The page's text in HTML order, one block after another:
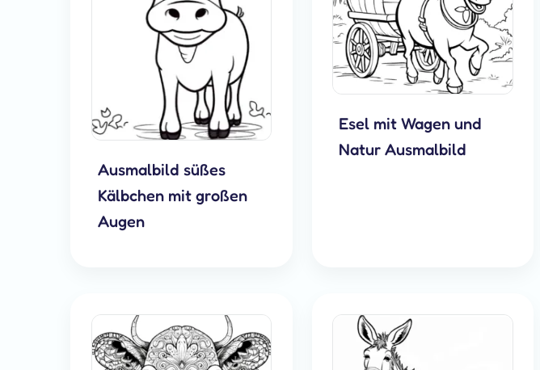
Ausmalbild süßes
Kälbchen mit großen
Augen
Esel mit Wagen und
Natur Ausmalbild